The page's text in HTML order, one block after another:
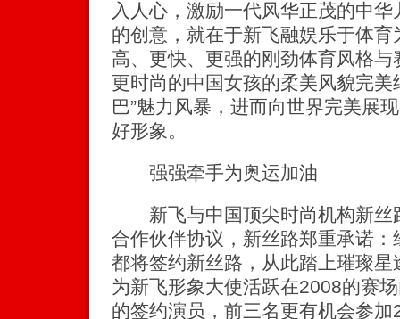
入人心，激励一代风华正茂的中
的创意，就在于新飞融娱乐于体
高、更快、更强的刚劲体育风格
更时尚的中国女孩的柔美风貌完美
巴”魅力风暴，进而向世界完美展
好形象。
强强牵手为奥运加油
新飞与中国顶尖时尚机构新丝
合作伙伴协议，新丝路郑重承诺
都将签约新丝路，从此踏上璀璨
为新飞形象大使活跃在2008的赛
的签约演员，前三名更有机会参